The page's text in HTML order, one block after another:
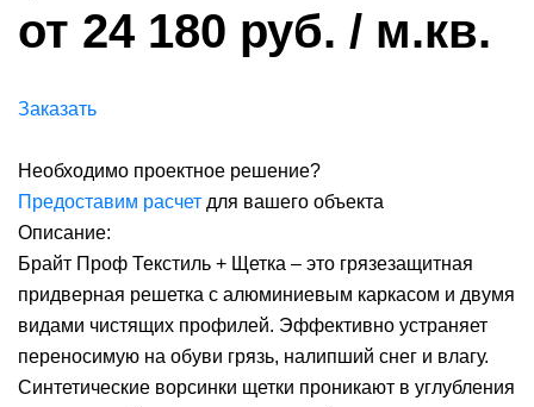
от 24 180 руб. / м.кв.
Заказать
Необходимо проектное решение?
Предоставим расчет для вашего объекта
Описание:
Брайт Проф Текстиль + Щетка – это грязезащитная
придверная решетка с алюминиевым каркасом и двумя
видами чистящих профилей. Эффективно устраняет
переносимую на обуви грязь, налипший снег и влагу.
Синтетические ворсинки щетки проникают в углубления